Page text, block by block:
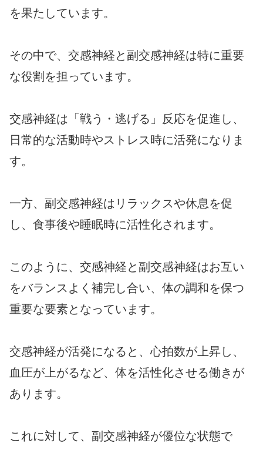
を果たしています。
その中で、交感神経と副交感神経は特に重要
な役割を担っています。
交感神経は「戦う・逃げる」反応を促進し、
日常的な活動時やストレス時に活発になりま
す。
一方、副交感神経はリラックスや休息を促
し、食事後や睡眠時に活性化されます。
このように、交感神経と副交感神経はお互い
をバランスよく補完し合い、体の調和を保つ
重要な要素となっています。
交感神経が活発になると、心拍数が上昇し、
血圧が上がるなど、体を活性化させる働きが
あります。
これに対して、副交感神経が優位な状態で